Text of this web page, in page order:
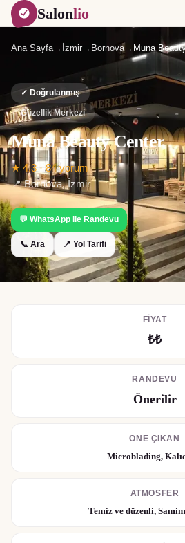
Salonlio
Ana Sayfa→ İzmir→ Bornova→ Muna
✓ Doğrulanmış
Güzellik Merkezi
Muna Beauty Center
★ 4.3·84yorum
📍Bornova,İzmir
💬 WhatsApp ile Randevu
📞 Ara 📍 Yol Tarifi
FIYAT
₺₺
RANDEVU
Önerilir
ÖNE ÇIKAN
Microblading,
ATMOSFER
Temiz ve düzenli,